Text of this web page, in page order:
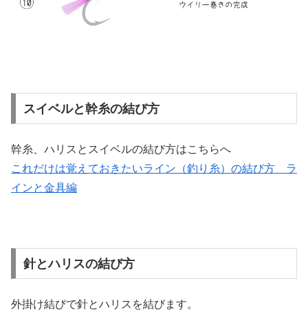
スイベルと幹糸の結び方
幹糸、ハリスとスイベルの結び方はこちらへ
これだけは覚えておきたいライン（釣り糸）の結び方 ラ
インと金具編
針とハリスの結び方
外掛け結びで針とハリスを結びます。